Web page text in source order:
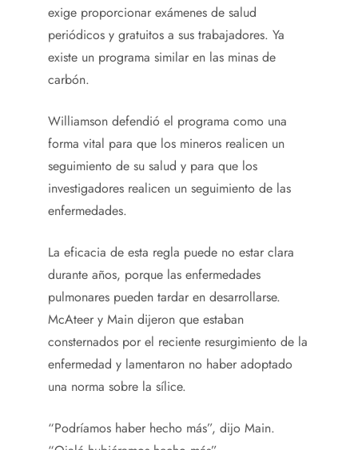
exige proporcionar exámenes de salud
periódicos y gratuitos a sus trabajadores. Ya
existe un programa similar en las minas de
carbón.
Williamson defendió el programa como una
forma vital para que los mineros realicen un
seguimiento de su salud y para que los
investigadores realicen un seguimiento de las
enfermedades.
La eficacia de esta regla puede no estar clara
durante años, porque las enfermedades
pulmonares pueden tardar en desarrollarse.
McAteer y Main dijeron que estaban
consternados por el reciente resurgimiento de la
enfermedad y lamentaron no haber adoptado
una norma sobre la sílice.
“Podríamos haber hecho más”, dijo Main.